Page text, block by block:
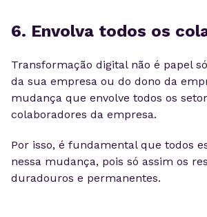
6. Envolva todos os
Transformação digital não é papel
da sua empresa ou do dono da
mudança que envolve todos os
colaboradores da empresa.
Por isso, é fundamental que todos
nessa mudança, pois só assim os
duradouros e permanentes.